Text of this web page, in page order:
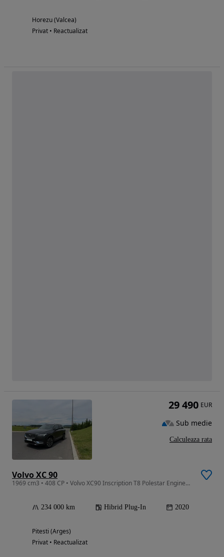
Horezu (Valcea)
Privat • Reactualizat
Volvo XC 90
1969 cm3 • 408 CP • Volvo XC90 Inscription T8 Polestar Engineered 2020
234 000 km Hibrid Plug-In 2020
Pitesti (Arges)
Privat • Reactualizat
29 490 EUR
Sub medie
Calculeaza rata